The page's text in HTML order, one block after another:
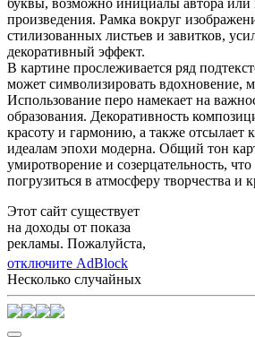
произведения. Рамка вокруг
стилизованных листьев и завитков,
декоративный эффект.
В картине прослеживается ряд
может символизировать вдохновение,
Использование перо намекает на
образования. Декоративность
красоту и гармонию, а также отсылает
идеалам эпохи модерна. Общий тон
умиротворение и созерцательность,
погрузиться в атмосферу творчества и
Этот сайт существует
на доходы от показа
рекламы. Пожалуйста,
отключите AdBlock
Несколько случайных